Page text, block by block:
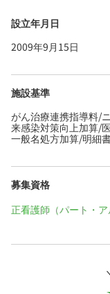
設立年月日
2009年9月15日
施設基準
がん治療連携指導料/
来感染対策向上加算/
一般名処方加算/明細
募集資格
正看護師（パート・ア